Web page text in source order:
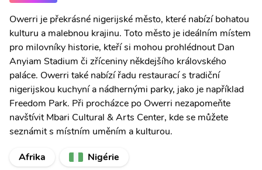
Owerri je překrásné nigerijské město, které nabízí bohatou
kulturu a malebnou krajinu. Toto město je ideálním místem
pro milovníky historie, kteří si mohou prohlédnout Dan
Anyiam Stadium či zříceniny někdejšího královského
paláce. Owerri také nabízí řadu restaurací s tradiční
nigerijskou kuchyní a nádhernými parky, jako je například
Freedom Park. Při procházce po Owerri nezapomeňte
navštívit Mbari Cultural & Arts Center, kde se můžete
seznámit s místním uměním a kulturou.
Afrika
Nigérie